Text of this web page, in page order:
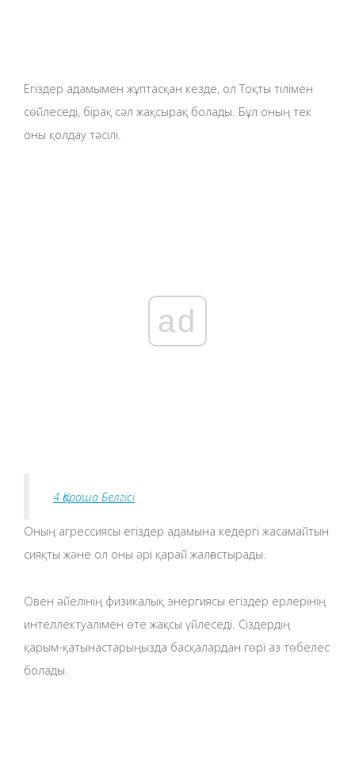
Егіздер адамымен жұптасқан кезде, ол Тоқты тілімен
сөйлеседі, бірақ сәл жақсырақ болады. Бұл оның тек
оны қолдау тәсілі.
ad
4 Қараша Белгісі
Оның агрессиясы егіздер адамына кедергі жасамайтын
сияқты және ол оны әрі қарай жалғастырады.
Овен әйелінің физикалық энергиясы егіздер ерлерінің
интеллектуалімен өте жақсы үйлеседі. Сіздердің
қарым-қатынастарыңызда басқалардан гөрі аз төбелес
болады.